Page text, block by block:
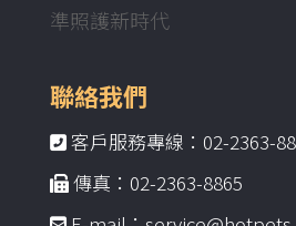
準照護新時代
聯絡我們
客戶服務專線：02-2363-
傳真：02-2363-8865